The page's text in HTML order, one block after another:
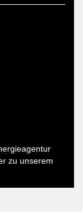
zu unserem